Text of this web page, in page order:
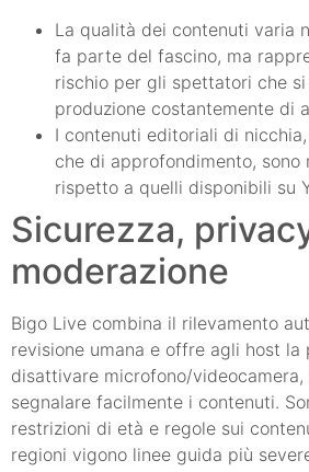
La qualità dei contenuti varia
fa parte del fascino, ma
rischio per gli spettatori che
produzione costantemente di
I contenuti editoriali di
che di approfondimento, sono
rispetto a quelli disponibili su
Sicurezza,
moderazione
Bigo Live combina il rilevamento
revisione umana e offre agli host la
disattivare microfono/
segnalare facilmente i contenuti.
restrizioni di età e regole sui
regioni vigono linee guida più